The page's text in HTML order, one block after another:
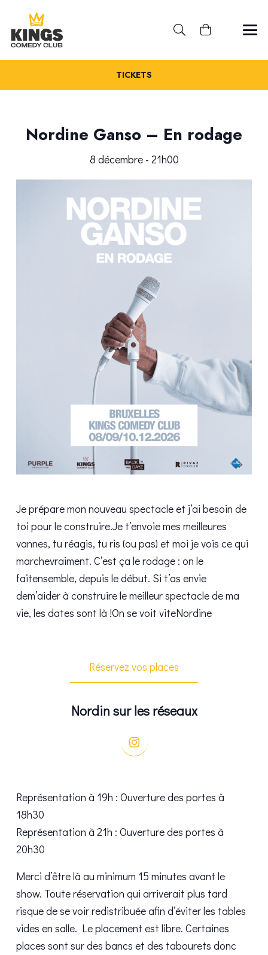
TICKETS
Nordine Ganso – En rodage
8 décembre - 21h00
Je prépare mon nouveau spectacle et j’ai besoin de
toi pour le construire.Je t’envoie mes meilleures
vannes, tu réagis, tu ris (ou pas) et moi je vois ce qui
marchevraiment. C’est ça le rodage : on le
faitensemble, depuis le début. Si t’as envie
dem’aider à construire le meilleur spectacle de ma
vie, les dates sont là !On se voit viteNordine
Réservez vos places
Nordin sur les réseaux
Représentation à 19h : Ouverture des portes à
18h30
Représentation à 21h : Ouverture des portes à
20h30
Merci d’être là au minimum 15 minutes avant le
show. Toute réservation qui arriverait plus tard
risque de se voir redistribuée afin d’éviter les tables
vides en salle. Le placement est libre. Certaines
places sont sur des bancs et des tabourets donc